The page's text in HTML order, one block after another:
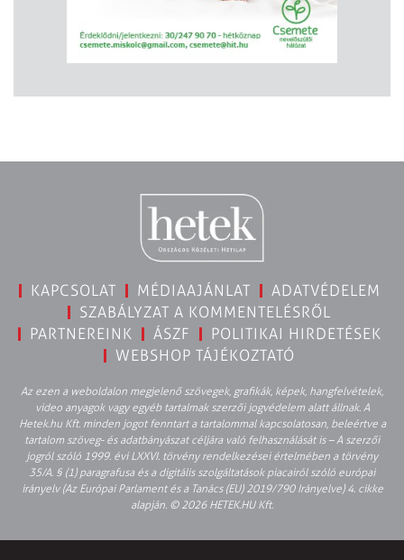
KAPCSOLAT MÉDIAAJÁNLAT
ADATVÉDELEM
SZABÁLYZAT A KOMMENTELÉSRŐL
PARTNEREINK
ÁSZF
POLITIKAI HIRDETÉSEK
WEBSHOP TÁJÉKOZTATÓ
Az ezen a weboldalon megjelenő szövegek, grafikák, képek, hangfelvételek,
video anyagok vagy egyéb tartalmak szerzői jogvédelem alatt állnak. A
Hetek.hu Kft. minden jogot fenntart a tartalommal kapcsolatosan, beleértve a
tartalom szöveg- és adatbányászat céljára való felhasználását is – A szerzői
jogról szóló 1999. évi LXXVI. törvény rendelkezései értelmében a törvény
35/A. § (1) paragrafusa és a digitális szolgáltatások piacairól szóló európai
irányelv (Az Európai Parlament és a Tanács (EU) 2019/790 Irányelve) 4. cikke
alapján. © 2026 HETEK.HU Kft.